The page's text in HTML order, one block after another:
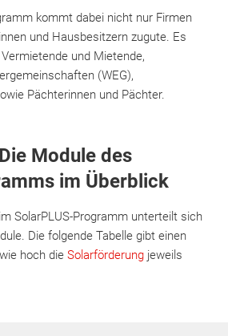
kommt dabei nicht nur Firmen
und Hausbesitzern zugute. Es
und Mietende,
(WEG),
Pächterinnen und Pächter.
Module des
im Überblick
SolarPLUS-Programm unterteilt sich
Die folgende Tabelle gibt einen
hoch die Solarförderung jeweils